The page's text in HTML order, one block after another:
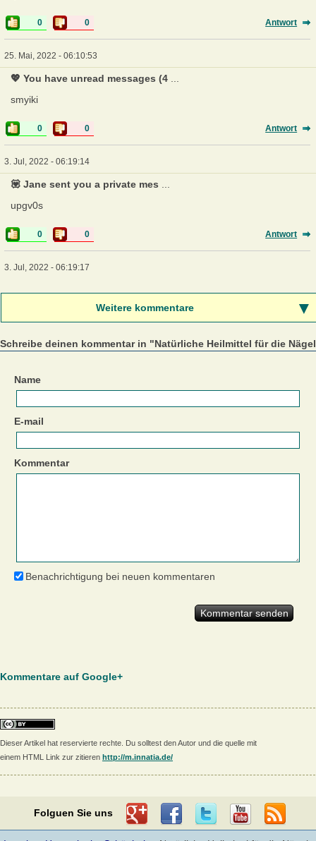
0 0 Antwort
25. Mai, 2022 - 06:10:53
💖 You have unread messages (4
smyiki
0 0 Antwort
3. Jul, 2022 - 06:19:14
💟 Jane sent you a private mes
upgv0s
0 0 Antwort
3. Jul, 2022 - 06:19:17
Weitere kommentare
Schreibe deinen kommentar in "Natürliche Heilmittel für die
Name
E-mail
Kommentar
Benachrichtigung bei neuen kommentaren
Kommentare auf Google+
Dieser Artikel hat reservierte rechte. Du solltest den Autor und die quelle mit
einem HTML Link zur zitieren http://m.innatia.de/
Folguen Sie uns